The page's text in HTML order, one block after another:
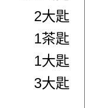
2大匙
1茶匙
1大匙
3大匙